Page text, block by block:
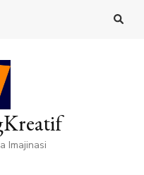
Imajinasi